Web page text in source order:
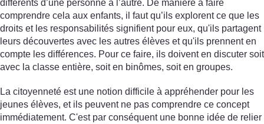
différents d’une personne à l’autre. De manière à faire
comprendre cela aux enfants, il faut qu’ils explorent ce que les
droits et les responsabilités signifient pour eux, qu'ils partagent
leurs découvertes avec les autres élèves et qu'ils prennent en
compte les différences. Pour ce faire, ils doivent en discuter soit
avec la classe entière, soit en binômes, soit en groupes.
La citoyenneté est une notion difficile à appréhender pour les
jeunes élèves, et ils peuvent ne pas comprendre ce concept
immédiatement. C'est par conséquent une bonne idée de relier